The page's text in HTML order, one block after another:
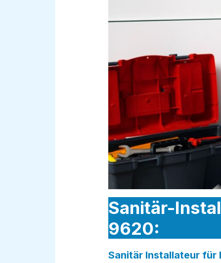
Sanitär-
9620:
Sanitär Installateur für